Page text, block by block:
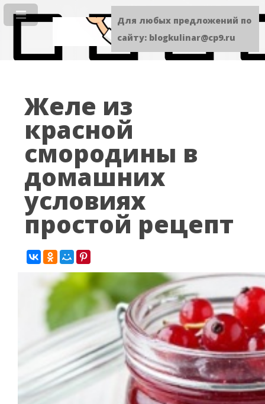
Желе из
красной
смородины в
домашних
условиях
простой рецепт
Для любых предложений по
сайту: blogkulinar@cp9.ru